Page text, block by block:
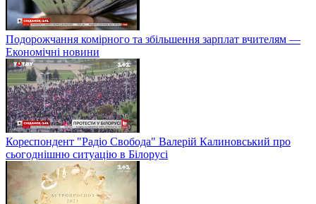
Подорожчання комірного та збільшення зарплат вчителям —
Економічні новини
Кореспондент "Радіо Свобода" Валерій Калиновський про
сьогоднішню ситуацію в Білорусі